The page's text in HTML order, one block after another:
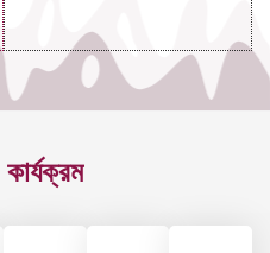
কার্যক্রম